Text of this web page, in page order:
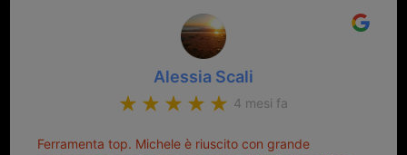
Alessia Scali
4 mesi fa
Ferramenta top. Michele è riuscito con grande